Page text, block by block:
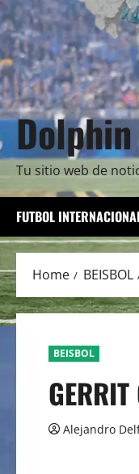
Tu sitio web de
FUTBOL
Home BEISBOL
BEISBOL
Alejandro